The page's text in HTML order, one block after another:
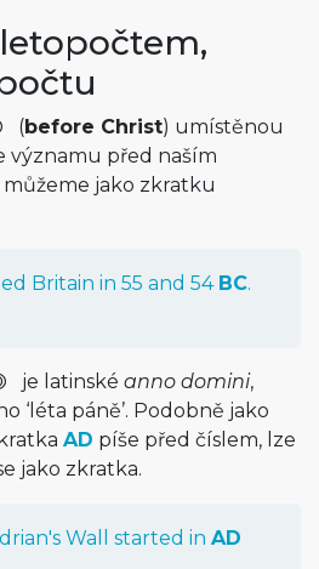
(before Christ) umístěnou
významu před naším
jako zkratku
Britain in 55 and 54 BC.
je latinské anno domini,
‘léta páně’. Podobně jako
AD píše před číslem, lze
jako zkratka.
's Wall started in AD